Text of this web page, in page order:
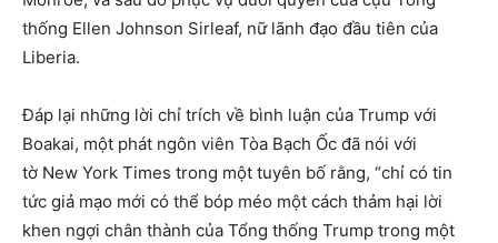
thống Ellen Johnson Sirleaf, nữ lãnh đạo đầu tiên của
Liberia.
Đáp lại những lời chỉ trích về bình luận của Trump với
Boakai, một phát ngôn viên Tòa Bạch Ốc đã nói với
tờ New York Times trong một tuyên bố rằng, “chỉ có tin
tức giả mạo mới có thể bóp méo một cách thảm hại lời
khen ngợi chân thành của Tổng thống Trump trong một